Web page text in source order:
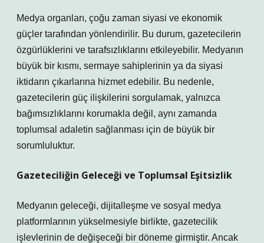
Medya organları, çoğu zaman siyasi ve ekonomik
güçler tarafından yönlendirilir. Bu durum, gazetecilerin
özgürlüklerini ve tarafsızlıklarını etkileyebilir. Medyanın
büyük bir kısmı, sermaye sahiplerinin ya da siyasi
iktidarın çıkarlarına hizmet edebilir. Bu nedenle,
gazetecilerin güç ilişkilerini sorgulamak, yalnızca
bağımsızlıklarını korumakla değil, aynı zamanda
toplumsal adaletin sağlanması için de büyük bir
sorumluluktur.
Gazeteciliğin Geleceği ve Toplumsal Eşitsizlik
Medyanın geleceği, dijitalleşme ve sosyal medya
platformlarının yükselmesiyle birlikte, gazetecilik
işlevlerinin de değişeceği bir döneme girmiştir. Ancak